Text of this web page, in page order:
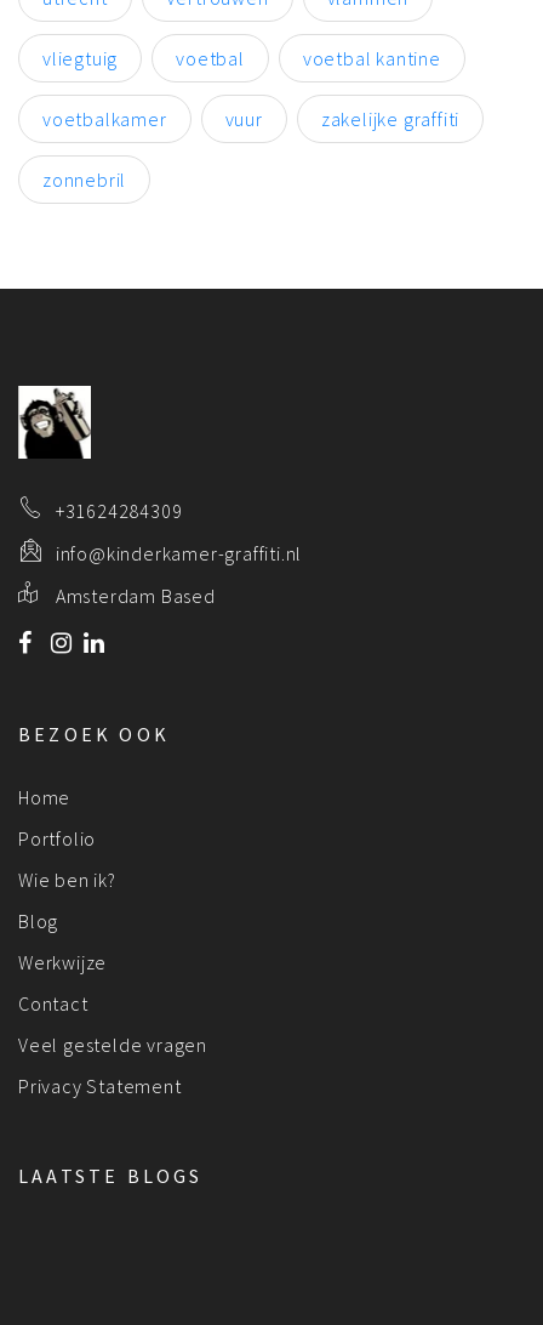
vliegtuig voetbal voetbal kantine
voetbalkamer vuur zakelijke graffiti
zonnebril
+31624284309
info@kinderkamer-graffiti.nl
Amsterdam Based
BEZOEK OOK
Home
Portfolio
Wie ben ik?
Blog
Werkwijze
Contact
Veel gestelde vragen
Privacy Statement
LAATSTE BLOGS